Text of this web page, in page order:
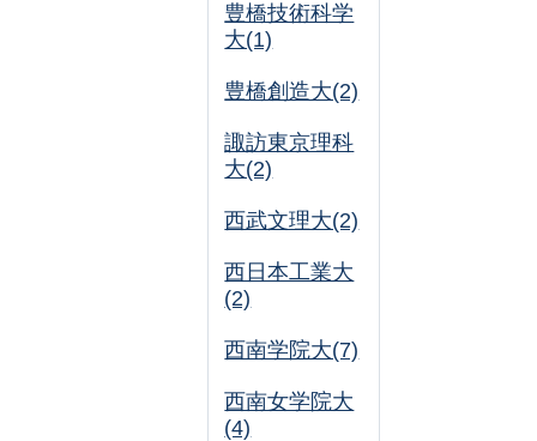
豊橋技術科学
大(1)
豊橋創造大(2)
諏訪東京理科
大(2)
西武文理大(2)
西日本工業大
(2)
西南学院大(7)
西南女学院大
(4)